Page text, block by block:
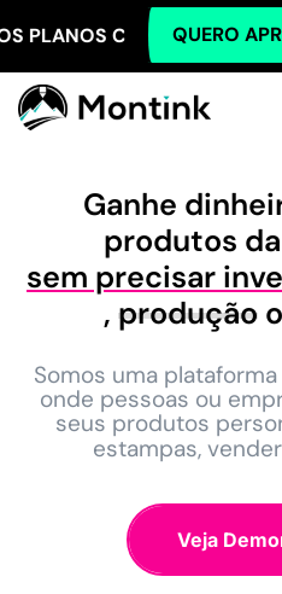
QUERO
5% OFF NO PIX!
Ganhe
produtos da
sem precisar
, produção
Somos uma
onde pessoas ou
seus produtos
estampas,
Veja